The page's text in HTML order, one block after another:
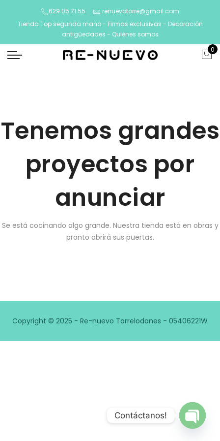
629 05 71 55
renuevotorre@gmail.com
Tienda Top segunda mano - Firmas exclusivas - Decoración
antigüedades - Quiénes somos
0
Tenemos grandes
proyectos por
anunciar
Se está cocinando algo grande. Nuestra tienda está en obras y
pronto abrirá sus puertas.
Copyright © 2025 - Re-nuevo Torrelodones - 05406221W
Contáctanos!